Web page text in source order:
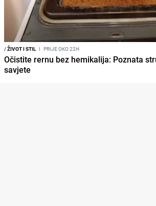
/ŽIVOT I STIL I PRIJE OKO 22H
Očistite rernu bez hemikalija: Poznata
savjete